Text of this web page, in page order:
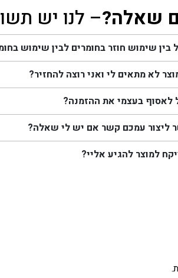
שאלה?– לנו יש
שימוש חוזר בחומרים לבין שימוש
לא מתאים לי ואני רוצה להחזיר?
לאסוף בעצמי את ההזמנה?
ליצור עמכם קשר אם יש לי שאלה?
למוצר להגיע אליי?